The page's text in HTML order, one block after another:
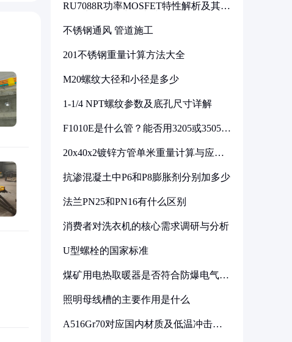
RU7088R功率MOSFET特性解析及其在
不锈钢通风 管道施工
201不锈钢重量计算方法大全
M20螺纹大径和小径是多少
1-1/4 NPT螺纹参数及底孔尺寸详解
F1010E是什么管？能否用3205或3505代
20x40x2镀锌方管单米重量计算与应用
抗渗混凝土中P6和P8膨胀剂分别加多少
法兰PN25和PN16有什么区别
消费者对洗衣机的核心需求调研与分析
U型螺栓的国家标准
煤矿用电热取暖器是否符合防爆电气设
照明母线槽的主要作用是什么
A516Gr70对应国内材质及低温冲击要